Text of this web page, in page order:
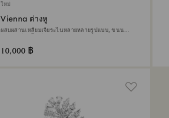
ใหม่
Vienna ต่างหู
ผสมผสานเหลี่ยมเจียระไนหลายหลายรูปแบบ, ขนนก,
10,000 ฿